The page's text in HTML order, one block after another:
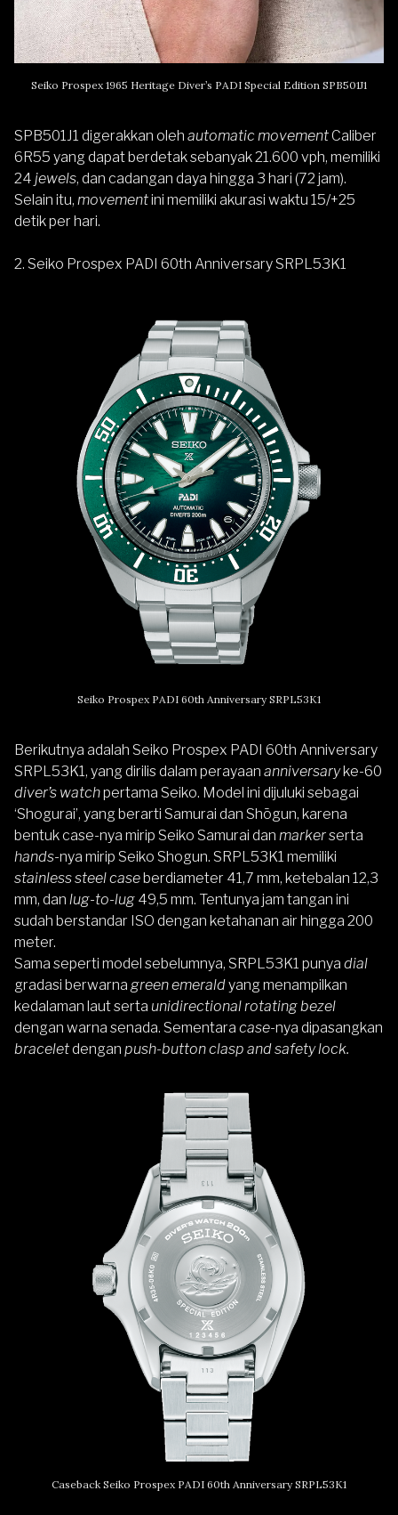
Seiko Prospex 1965 Heritage Diver’s PADI Special Edition SPB501J1
SPB501J1 digerakkan oleh automatic movementCaliber
6R55 yang dapat berdetak sebanyak 21.600 vph, memiliki
24 jewels, dan cadangan daya hingga 3 hari (72 jam).
Selain itu, movementini memiliki akurasi waktu 15/+25
detik per hari.
2. Seiko Prospex PADI 60th Anniversary SRPL53K1
Seiko Prospex PADI 60th Anniversary SRPL53K1
Berikutnya adalah Seiko Prospex PADI 60th Anniversary
SRPL53K1, yang dirilis dalam perayaan anniversaryke-60
diver’s watchpertama Seiko. Model ini dijuluki sebagai
‘Shogurai’, yang berarti Samurai dan Shōgun, karena
bentuk case-nya mirip Seiko Samurai dan markerserta
hands-nya mirip Seiko Shogun. SRPL53K1 memiliki
stainless steel caseberdiameter 41,7 mm, ketebalan 12,3
mm, dan lug-to-lug 49,5 mm. Tentunya jam tangan ini
sudah berstandar ISO dengan ketahanan air hingga 200
meter.
Sama seperti model sebelumnya, SRPL53K1 punya dial
gradasi berwarna green emeraldyang menampilkan
kedalaman laut serta unidirectional rotating bezel
dengan warna senada. Sementara case-nya dipasangkan
braceletdengan push-button clasp and safety lock.
Caseback Seiko Prospex PADI 60th Anniversary SRPL53K1